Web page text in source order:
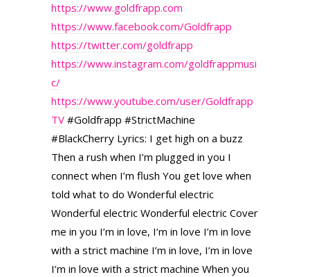
https://www.goldfrapp.com
https://www.facebook.com/Goldfrapp
https://twitter.com/goldfrapp
https://www.instagram.com/goldfrappmusi
c/
https://www.youtube.com/user/Goldfrapp
TV #Goldfrapp #StrictMachine
#BlackCherry Lyrics: I get high on a buzz
Then a rush when I’m plugged in you I
connect when I’m flush You get love when
told what to do Wonderful electric
Wonderful electric Wonderful electric Cover
me in you I’m in love, I’m in love I’m in love
with a strict machine I’m in love, I’m in love
I’m in love with a strict machine When you